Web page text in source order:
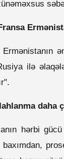
ilə
daha
hərbi